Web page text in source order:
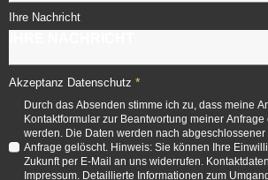
Ihre Nachricht
Akzeptanz Datenschutz *
Durch das Absenden stimme ich zu, dass meine
Kontaktformular zur Beantwortung meiner
werden. Die Daten werden nach
Anfrage gelöscht. Hinweis: Sie können Ihre
Zukunft per E-Mail an uns widerrufen.
Impressum. Detaillierte Informationen zum